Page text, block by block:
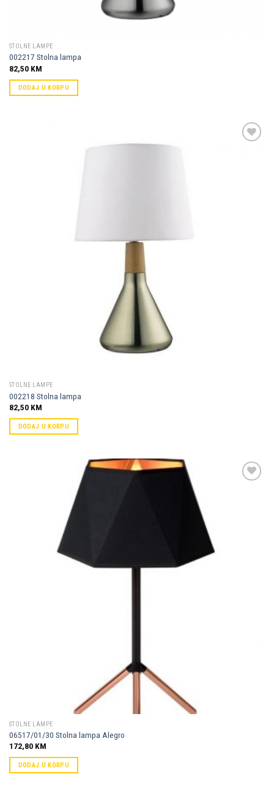
STOLNE LAMPE
002217 Stolna lampa
82,50 KM
DODAJ U KORPU
STOLNE LAMPE
002218 Stolna lampa
82,50 KM
DODAJ U KORPU
STOLNE LAMPE
06517/01/30 Stolna lampa Alegro
172,80 KM
DODAJ U KORPU